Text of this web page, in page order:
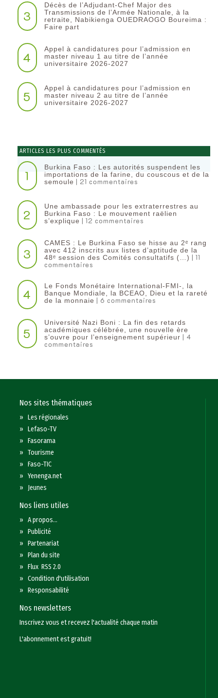
3
Décès de l’Adjudant-Chef Major des
Transmissions de l’Armée Nationale, à la
retraite, Nabikienga OUEDRAOGO Boureima :
Faire part
4
Appel à candidatures pour l’admission en
master niveau 1 au titre de l’année
universitaire 2026-2027
5
Appel à candidatures pour l’admission en
master niveau 2 au titre de l’année
universitaire 2026-2027
ARTICLES LES PLUS COMMENTÉS
1
Burkina Faso : Les autorités suspendent les
importations de la farine, du couscous et de la
semoule | 21 commentaires
2
Une ambassade pour les extraterrestres au
Burkina Faso : Le mouvement raëlien
s’explique | 12 commentaires
3
CAMES : Le Burkina Faso se hisse au 2ᵉ rang
avec 412 inscrits aux listes d’aptitude de la
48ᵉ session des Comités consultatifs (…) | 11
commentaires
4
Le Fonds Monétaire International-FMI-, la
Banque Mondiale, la BCEAO, Dieu et la rareté
de la monnaie | 6 commentaires
5
Université Nazi Boni : La fin des retards
académiques célébrée, une nouvelle ère
s’ouvre pour l’enseignement supérieur | 4
commentaires
Nos sites thématiques
»Les régionales
»Lefaso-TV
»Fasorama
»Tourisme
»Faso-TIC
»Yenenga.net
» Jeunes
Nos liens utiles
»A propos...
»Publicité
»Partenariat
»Plan du site
»Flux RSS 2.0
»Condition d'utilisation
»Responsabilité
Nos newsletters
Inscrivez vous et recevez l'actualité chaque matin
L'abonnement est gratuit!